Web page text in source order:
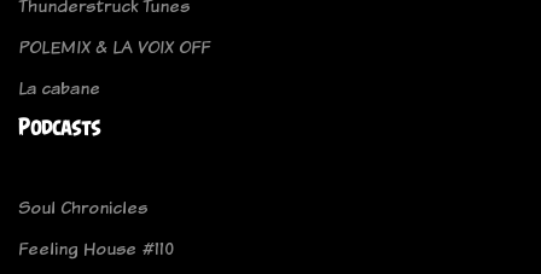
Thunderstruck Tunes
POLEMIX & LA VOIX OFF
La cabane
Podcasts
Soul Chronicles
Feeling House #110